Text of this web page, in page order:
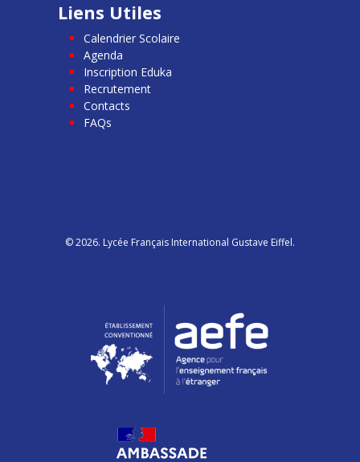
Liens Utiles
Calendrier Scolaire
Agenda
Inscription Eduka
Recrutement
Contacts
FAQs
© 2026. Lycée Français International Gustave Eiffel.